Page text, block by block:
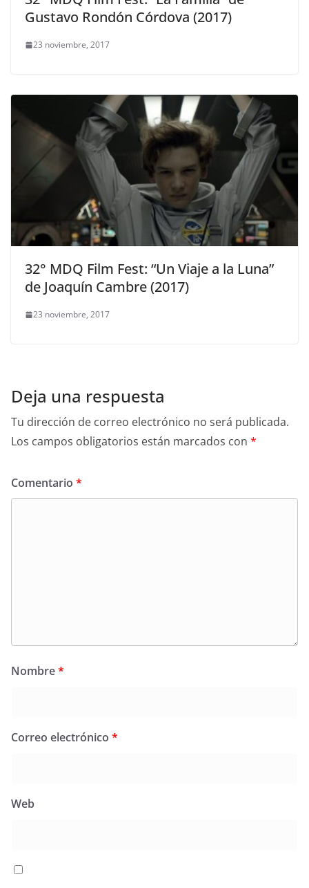
Gustavo Rondón Córdova (2017)
23 noviembre, 2017
32° MDQ Film Fest: “Un Viaje a la Luna”
de Joaquín Cambre (2017)
23 noviembre, 2017
Deja una respuesta
Tu dirección de correo electrónico no será publicada.
Los campos obligatorios están marcados con *
Comentario *
Nombre*
Correo electrónico *
Web